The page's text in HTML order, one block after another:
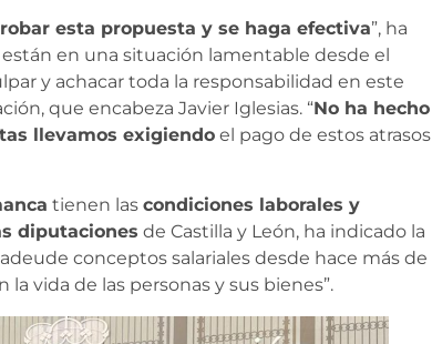
esta propuesta y se haga efectiva”, ha
en una situación lamentable desde el
y achacar toda la responsabilidad en este
que encabeza Javier Iglesias. “No ha hecho
llevamos exigiendo el pago de estos atrasos
tienen las condiciones laborales y
diputaciones de Castilla y León, ha indicado la
conceptos salariales desde hace más de
vida de las personas y sus bienes”.